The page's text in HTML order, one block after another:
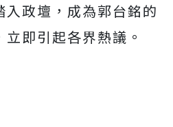
政壇，成為郭台銘的
即引起各界熱議。